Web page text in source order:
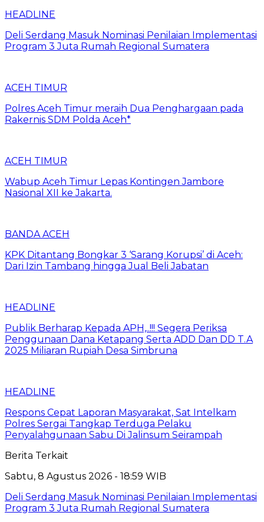
HEADLINE
Deli Serdang Masuk Nominasi Penilaian Implementasi
Program 3 Juta Rumah Regional Sumatera
ACEH TIMUR
Polres Aceh Timur meraih Dua Penghargaan pada
Rakernis SDM Polda Aceh*
ACEH TIMUR
Wabup Aceh Timur Lepas Kontingen Jambore
Nasional XII ke Jakarta.
BANDA ACEH
KPK Ditantang Bongkar 3 ‘Sarang Korupsi’ di Aceh:
Dari Izin Tambang hingga Jual Beli Jabatan
HEADLINE
Publik Berharap Kepada APH,..!!! Segera Periksa
Penggunaan Dana Ketapang Serta ADD Dan DD T.A
2025 Miliaran Rupiah Desa Simbruna
HEADLINE
Respons Cepat Laporan Masyarakat, Sat Intelkam
Polres Sergai Tangkap Terduga Pelaku
Penyalahgunaan Sabu Di Jalinsum Seirampah
Berita Terkait
Sabtu, 8 Agustus 2026 - 18:59 WIB
Deli Serdang Masuk Nominasi Penilaian Implementasi
Program 3 Juta Rumah Regional Sumatera